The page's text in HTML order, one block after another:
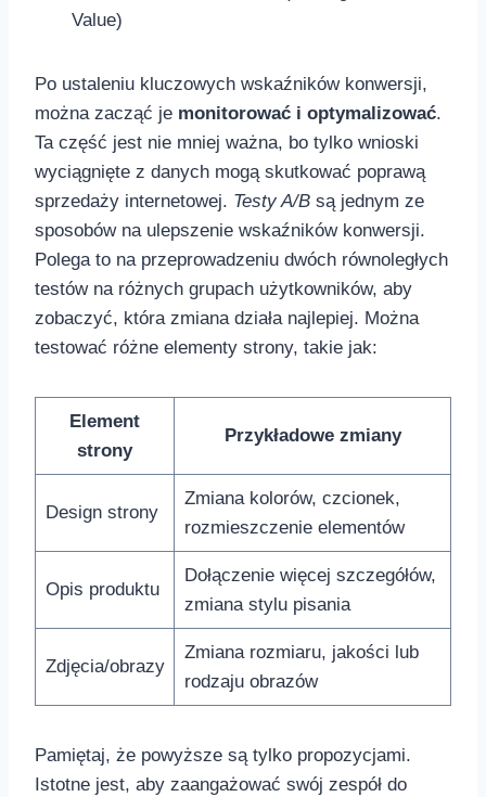
Value)
Po ustaleniu kluczowych wskaźników konwersji,
można zacząć je monitorować i optymalizować.
Ta część‌ jest nie mniej​ ważna, bo tylko wnioski
wyciągnięte z danych mogą skutkować poprawą
sprzedaży internetowej. Testy A/B są jednym ze
sposobów na ulepszenie wskaźników konwersji.
Polega to ​na przeprowadzeniu dwóch ‍równoległych
testów na różnych grupach użytkowników, aby
zobaczyć, która zmiana działa najlepiej. Można
testować różne elementy strony, takie jak:
Element​
strony
Przykładowe zmiany
Design strony
Zmiana‍ kolorów, czcionek,
rozmieszczenie⁤ elementów
Opis produktu
Dołączenie więcej szczegółów,
zmiana stylu pisania
Zdjęcia/obrazy
Zmiana rozmiaru, jakości lub
rodzaju obrazów
Pamiętaj, że powyższe są tylko propozycjami.
Istotne jest, aby zaangażować swój zespół do